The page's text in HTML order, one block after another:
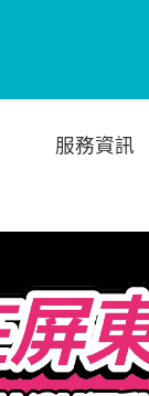
服務資訊